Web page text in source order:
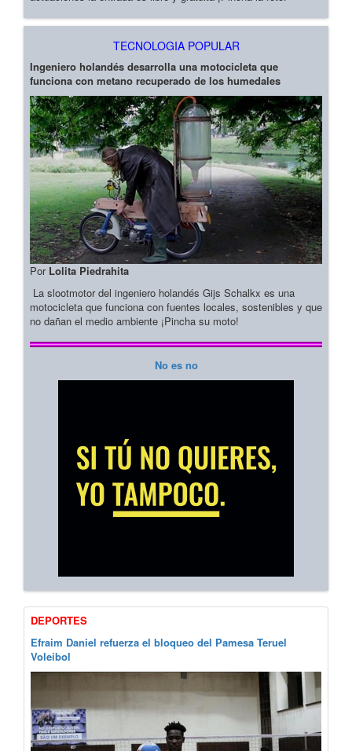
TECNOLOGIA POPULAR
Ingeniero holandés desarrolla una motocicleta que
funciona con metano recuperado de los humedales
Por Lolita Piedrahita
La slootmotor del ingeniero holandés Gijs Schalkx es una
motocicleta que funciona con fuentes locales, sostenibles y que
no dañan el medio ambiente ¡Pincha su moto!
No es no
DEPORTES
Efraim Daniel refuerza el bloqueo del Pamesa Teruel
Voleibol